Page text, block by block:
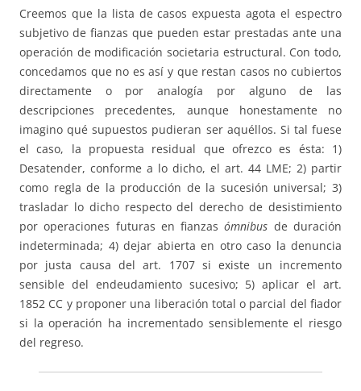
Creemos que la lista de casos expuesta agota el espectro
subjetivo de fianzas que pueden estar prestadas ante una
operación de modificación societaria estructural. Con todo,
concedamos que no es así y que restan casos no cubiertos
directamente o por analogía por alguno de las
descripciones precedentes, aunque honestamente no
imagino qué supuestos pudieran ser aquéllos. Si tal fuese
el caso, la propuesta residual que ofrezco es ésta: 1)
Desatender, conforme a lo dicho, el art. 44 LME; 2) partir
como regla de la producción de la sucesión universal; 3)
trasladar lo dicho respecto del derecho de desistimiento
por operaciones futuras en fianzasómnibus de duración
indeterminada; 4) dejar abierta en otro caso la denuncia
por justa causa del art. 1707 si existe un incremento
sensible del endeudamiento sucesivo; 5) aplicar el art.
1852 CC y proponer una liberación total o parcial del fiador
si la operación ha incrementado sensiblemente el riesgo
del regreso.